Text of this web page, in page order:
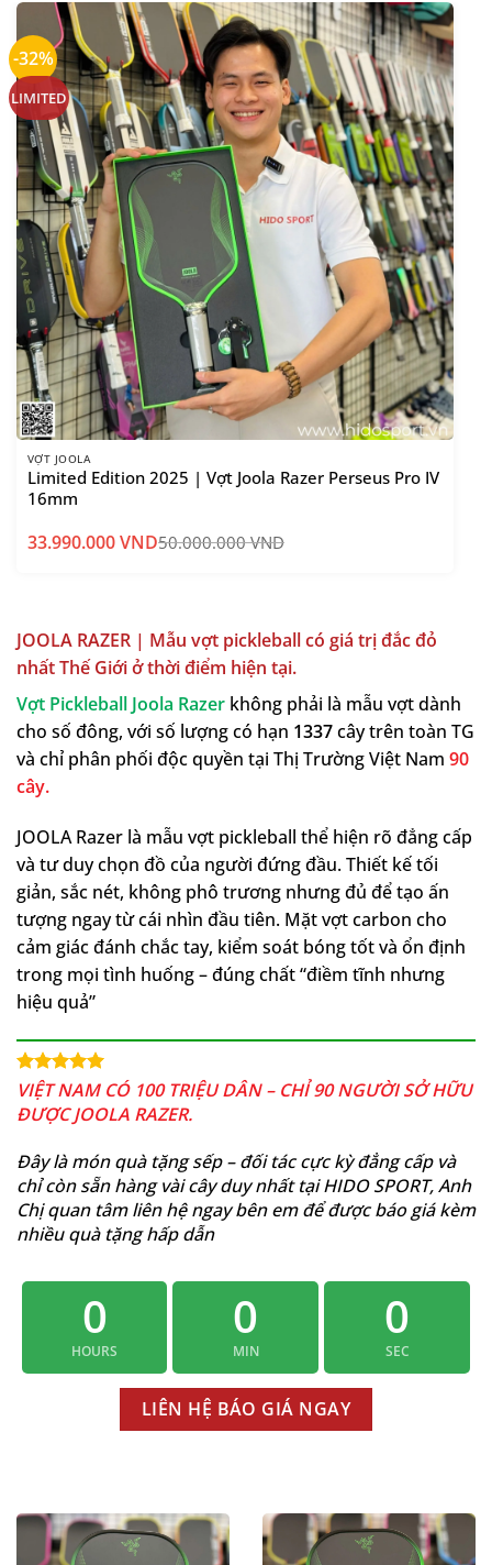
-32%
LIMITED
VỢT JOOLA
Limited Edition 2025 | Vợt Joola Razer Perseus Pro IV
16mm
50.000.000VND
Giá
33.990.000VND
Giá
JOOLA RAZER | Mẫu vợt pickleball có giá trị đắc đỏ
nhất Thế Giới ở thời điểm hiện tại.
Vợt Pickleball Joola Razer không phải là mẫu vợt dành
cho số đông, với số lượng có hạn 1337cây trên toàn TG
và chỉ phân phối độc quyền tại Thị Trường Việt Nam 90
cây.
JOOLA Razer là mẫu vợt pickleball thể hiện rõ đẳng cấp
và tư duy chọn đồ của người đứng đầu. Thiết kế tối
giản, sắc nét, không phô trương nhưng đủ để tạo ấn
tượng ngay từ cái nhìn đầu tiên. Mặt vợt carbon cho
cảm giác đánh chắc tay, kiểm soát bóng tốt và ổn định
trong mọi tình huống – đúng chất “điềm tĩnh nhưng
hiệu quả”
VIỆT NAM CÓ 100 TRIỆU DÂN – CHỈ 90 NGƯỜI SỞ HỮU
ĐƯỢC JOOLA RAZER.
Đây là món quà tặng sếp – đối tác cực kỳ đẳng cấp và
chỉ còn sẵn hàng vài cây duy nhất tại HIDO SPORT, Anh
Chị quan tâm liên hệ ngay bên em để được báo giá kèm
nhiều quà tặng hấp dẫn
0
HOURS
0
MIN
0
SEC
LIÊN HỆ BÁO GIÁ NGAY